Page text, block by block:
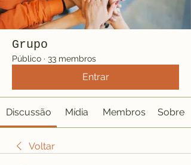
Grupo
Público · 33 membros
Entrar
Discussão Mídia Membros Sobre
Voltar